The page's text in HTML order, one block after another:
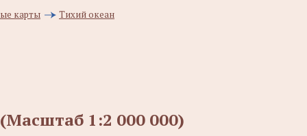
карты Тихий океан
1:2 000 000)